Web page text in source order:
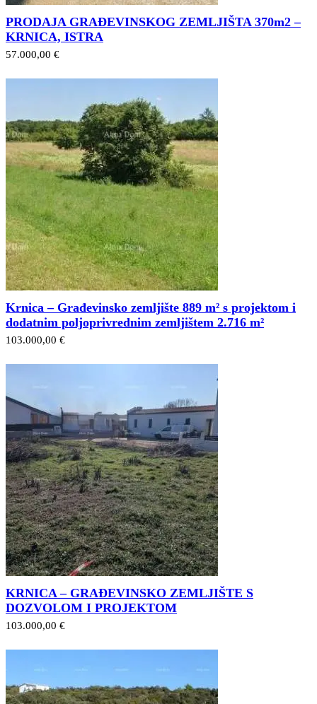
PRODAJA GRAĐEVINSKOG ZEMLJIŠTA 370m2 –
KRNICA, ISTRA
57.000,00 €
Krnica – Građevinsko zemljište 889 m² s projektom i
dodatnim poljoprivrednim zemljištem 2.716 m²
103.000,00 €
KRNICA – GRAĐEVINSKO ZEMLJIŠTE S
DOZVOLOM I PROJEKTOM
103.000,00 €